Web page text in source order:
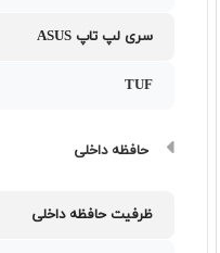
سری لپ تاپ ASUS
TUF
حافظه داخلی
ظرفیت حافظه داخلی